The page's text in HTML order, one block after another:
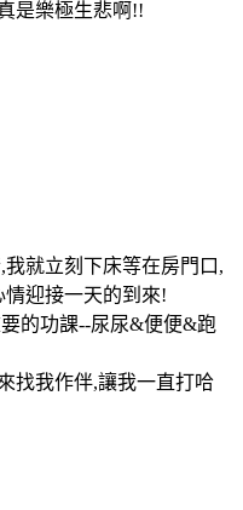
是樂極生悲啊!!
就立刻下床等在房門口,
迎接一天的到來!
的功課--尿尿&便便&跑
找我作伴,讓我一直打哈